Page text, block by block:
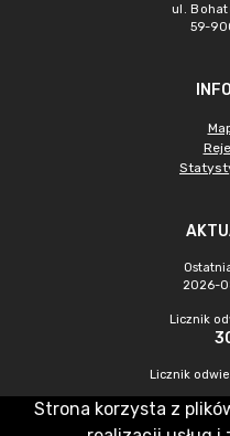
ul.
59-
2026-
Licznik
Licznik
Strona korzysta z